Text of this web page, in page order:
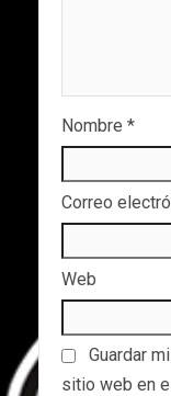
Nombre *
Correo
Web
Guardar
sitio web en